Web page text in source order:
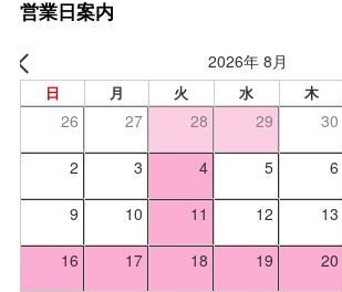
営業日案内
2026年 8月
日 月 火 水 木
26 27 28 29 30
2 3 4 5 6
9 10 11 12 13
16 17 18 19 20